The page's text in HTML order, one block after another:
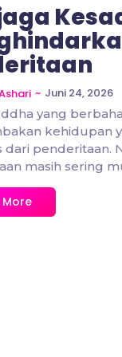
~ Juni 24, 2026
yang
kehidupan
dari penderitaan.
masih sering
More